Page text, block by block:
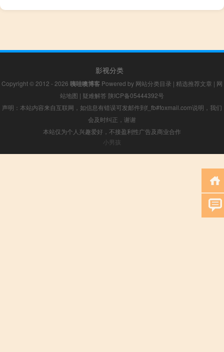
影视分类
Copyright © 2012 - 2026 咦哇噢博客 Powered by 网站分类目录 | 精选推荐文章 | 网
站地图 | 疑难解答 陕ICP备05444392号
声明：本站内容来自互联网，如信息有错误可发邮件到f_fb#foxmail.com说明，我们
会及时纠正，谢谢
本站仅为个人兴趣爱好，不接盈利性广告及商业合作
小男孩